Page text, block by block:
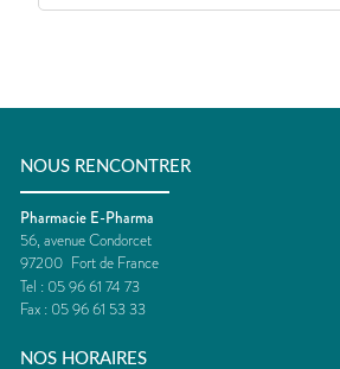
NOUS RENCONTRER
Pharmacie E-Pharma
56, avenue Condorcet
97200 Fort de France
Tel : 05 96 61 74 73
Fax : 05 96 61 53 33
NOS HORAIRES